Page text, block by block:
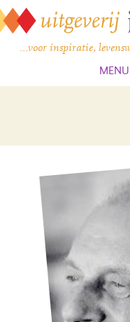
…voor inspiratie,
MENU